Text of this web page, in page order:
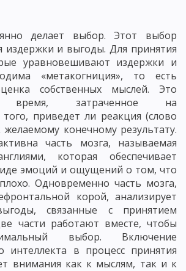
делает выбор. Этот выбор
издержки и выгоды. Для принятия
уравновешивают издержки и
«метакогниция», то есть
собственных мыслей. Это
время, затраченное на
приведет ли реакция (слово
конечному результату.
часть мозга, называемая
которая обеспечивает
эмоций и ощущений о том, что
Одновременно часть мозга,
корой, анализирует
связанные с принятием
части работают вместе, чтобы
выбор. Включение
интеллекта в процесс принятия
внимания как к мыслям, так и к